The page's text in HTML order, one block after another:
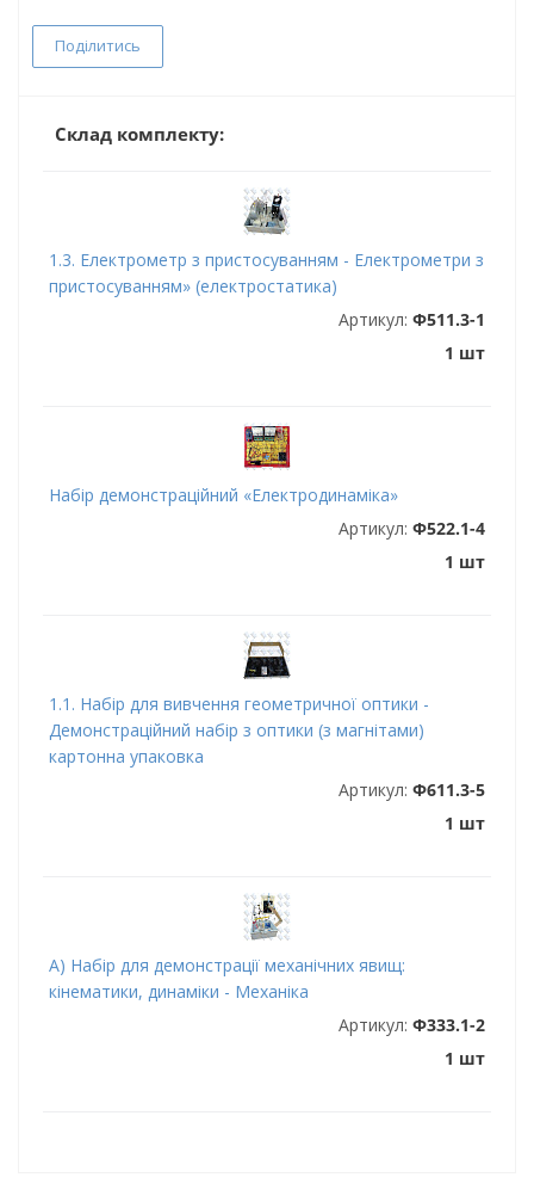
Поділитись
Склад комплекту:
1.3. Електрометр з пристосуванням - Електрометри з
пристосуванням» (електростатика)
Артикул: Ф511.3-1
1 шт
Набір демонстраційний «Електродинаміка»
Артикул: Ф522.1-4
1 шт
1.1. Набір для вивчення геометричної оптики -
Демонстраційний набір з оптики (з магнітами)
картонна упаковка
Артикул: Ф611.3-5
1 шт
А) Набір для демонстрації механічних явищ:
кінематики, динаміки - Механіка
Артикул: Ф333.1-2
1 шт